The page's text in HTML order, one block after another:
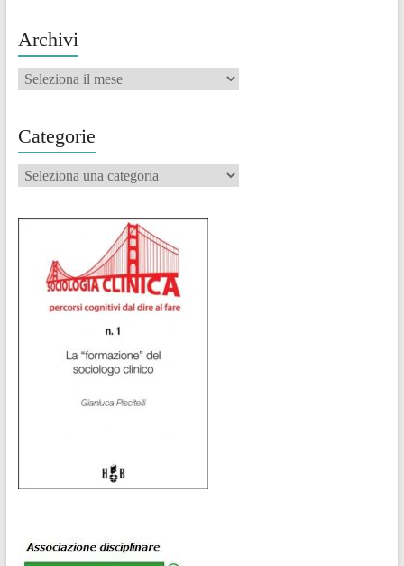
Archivi
Archivi
Categorie
Categorie